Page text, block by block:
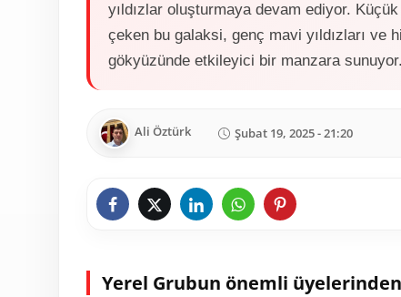
yıldızlar oluşturmaya devam ediyor.
çeken bu galaksi, genç mavi yıldızları ve
gökyüzünde etkileyici bir manzara sunuyor.
Ali Öztürk Şubat 19, 2025 - 21:20
Yerel Grubun önemli